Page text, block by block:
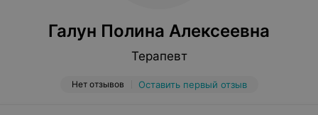
Галун Полина Алексеевна
Терапевт
Нет отзывов Оставить первый отзыв